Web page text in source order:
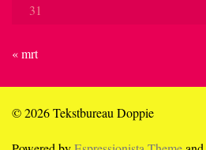
31
« mrt
© 2026 Tekstbureau Doppie